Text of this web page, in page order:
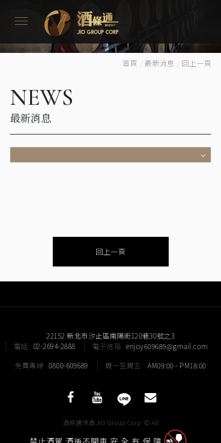
首頁 /最新消息 /回上一頁
NEWS
最新消息
回上一頁
22152 新北市汐止區南陽街120巷30號之3
電話 02-2694-2888 電子信箱 enjoy609689@gmail.com
免費專線 0800-609689 周一至周五 AM09:00 - PM18:00
酒條通洋酒 JIO Group Corp. © All